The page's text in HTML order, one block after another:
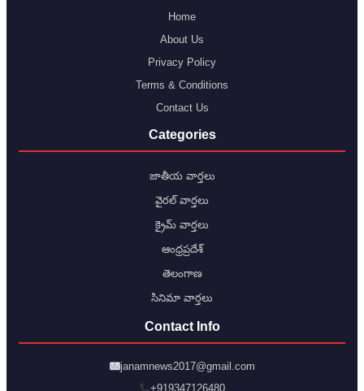
Home
About Us
Privacy Policy
Terms & Conditions
Contact Us
Categories
జాతీయ వార్తలు
వైరల్ వార్తలు
క్రైమ్ వార్తలు
ఆంధ్రప్రదేశ్
తెలంగాణ
సినిమా వార్తలు
Contact Info
janamnews2017@gmail.com
+919347126480